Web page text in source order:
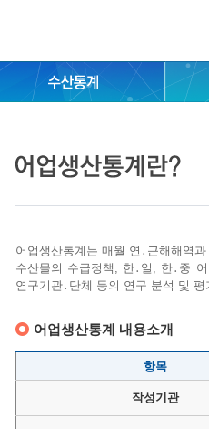
어업생산통계는 매월 연․근해해역
수산물의 수급정책, 한․일, 한․중
연구기관․단체 등의 연구 분석 및
어업생산통계 내용소개
항목
작성기관